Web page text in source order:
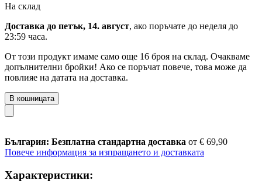
На склад
Доставка до петък, 14. август, ако поръчате до неделя до
23:59 часа.
От този продукт имаме само още 16 броя на склад. Очакваме
допълнителни бройки! Ако се поръчат повече, това може да
повлияе на датата на доставка.
В кошницата
България: Безплатна стандартна доставка от € 69,90
Повече информация за изпращането и доставката
Характеристики: